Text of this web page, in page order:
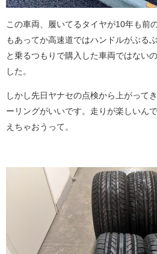
この車両、履いてるタイヤが10年も前
もあってか高速道ではハンドルがぶる
と乗るつもりで購入した車両ではない
した。
しかし先日ヤナセの点検から上がって
ーリングがいいです。走りが楽しいん
えちゃおうって。